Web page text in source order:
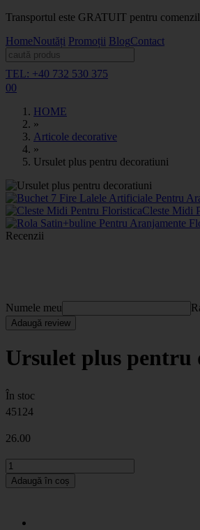
Transportul este GRATUIT pentru
HomeNoutăți Promoții BlogContact
TEL: +40 732 530 375
00
HOME
»
Articole decorative
»
Ursulet plus pentru decoratiuni
Cleste Midi
Recenzii
Numele meu
Adaugă review
Ursulet plus pentru
În stoc
45124
26.00
Adaugă în coș